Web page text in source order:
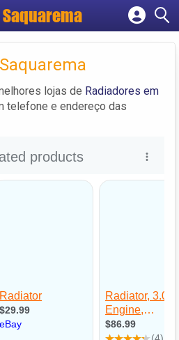
Saquarema
Cadastrar empresa
Criar conta
lojas de Radiadores em
telefone e endereço das